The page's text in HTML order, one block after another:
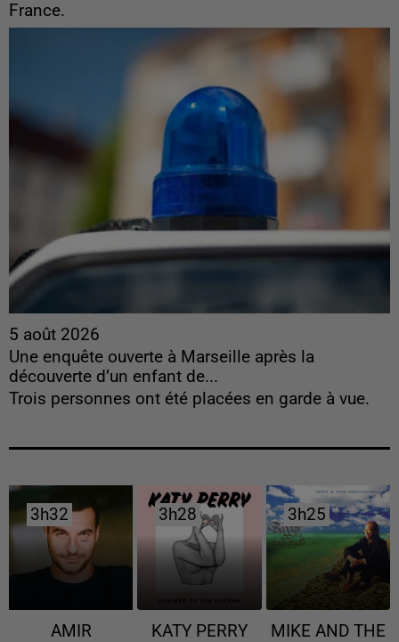
France.
5 août 2026
Une enquête ouverte à Marseille après la
découverte d’un enfant de...
Trois personnes ont été placées en garde à vue.
3h32
3h32
AMIR
3h28
3h28
KATY PERRY
3h25
3h25
MIKE AND THE